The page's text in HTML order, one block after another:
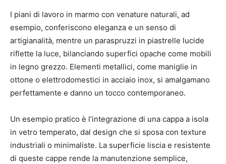
I piani di lavoro in marmo con venature naturali, ad
esempio, conferiscono eleganza e un senso di
artigianalità, mentre un paraspruzzi in piastrelle lucide
riflette la luce, bilanciando superfici opache come mobili
in legno grezzo. Elementi metallici, come maniglie in
ottone o elettrodomestici in acciaio inox, si amalgamano
perfettamente e danno un tocco contemporaneo.
Un esempio pratico è l’integrazione di una cappa a isola
in vetro temperato, dal design che si sposa con texture
industriali o minimaliste. La superficie liscia e resistente
di queste cappe rende la manutenzione semplice,